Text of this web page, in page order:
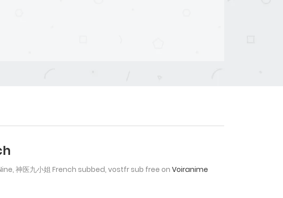
神医九小姐 French subbed, vostfr sub free on Voiranime